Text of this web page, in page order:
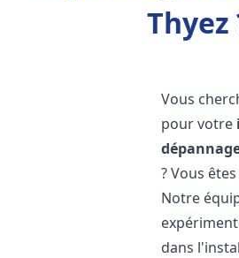
Thyez
Vous
pour votre
? Vous
Notre
dans